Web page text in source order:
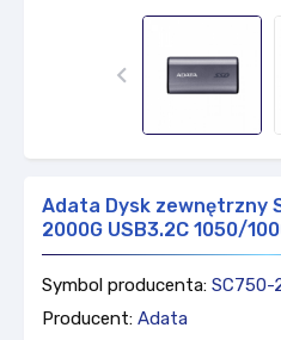

Adata Dysk zewnętrzny
2000G USB3.2C 1050/
Symbol producenta: SC750-
Producent: Adata